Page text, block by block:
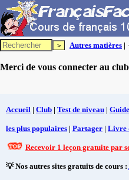
Autres matières |
Merci de vous connecter au
Accueil | Club | Test de niveau |
les plus populaires | Partager | Livre
Recevoir 1 leçon gratuite par
💡 Nos autres sites gratuits de cours :